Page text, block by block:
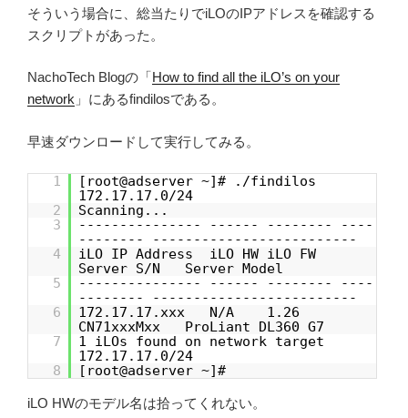
そういう場合に、総当たりでiLOのIPアドレスを確認する
スクリプトがあった。
NachoTech Blogの「How to find all the iLO’s on your
network 」にあるfindilosである。
早速ダウンロードして実行してみる。
1
[root@adserver ~]# ./findilos
172.17.17.0/24
2
Scanning...
3
--------------- ------ -------- ----
-------- -------------------------
4
iLO IP Address iLO HW iLO FW
Server S/N Server Model
5
--------------- ------ -------- ----
-------- -------------------------
6
172.17.17.xxx N/A 1.26
CN71xxxMxx ProLiant DL360 G7
7
1 iLOs found on network target
172.17.17.0/24
8
[root@adserver ~]#
iLO HWのモデル名は拾ってくれない。